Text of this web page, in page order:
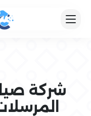
شركة
المرسلات |